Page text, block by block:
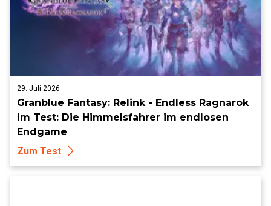
29. Juli 2026
Granblue Fantasy: Relink - Endless Ragnarok
im Test: Die Himmelsfahrer im endlosen
Endgame
Zum Test